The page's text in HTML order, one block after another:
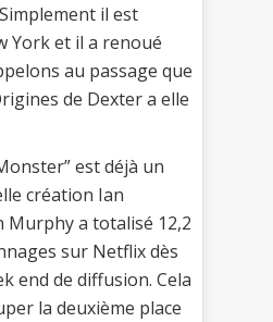
il est
York et il a renoué
au passage que
de Dexter a elle
est déjà un
création Ian
Murphy a totalisé 12,2
sur Netflix dès
end de diffusion. Cela
la deuxième place